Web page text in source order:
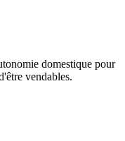
domestique pour
vendables.